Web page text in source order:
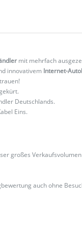
mit mehrfach
innovativem Internet-
Deutschlands.
Eins.
großes
auch ohne